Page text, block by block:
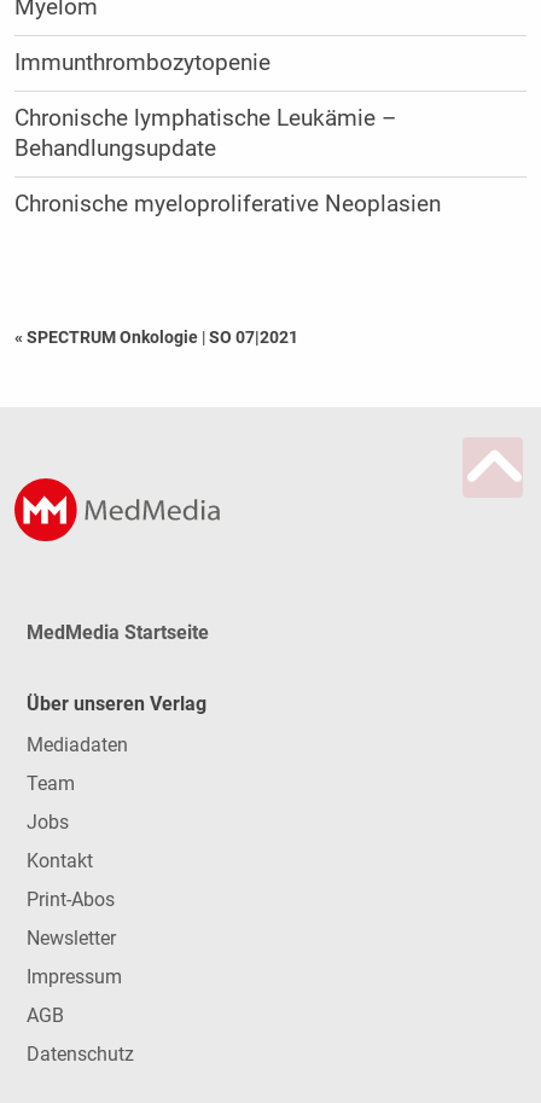
Myelom
Immunthrombozytopenie
Chronische lymphatische Leukämie –
Behandlungsupdate
Chronische myeloproliferative Neoplasien
« SPECTRUM Onkologie |SO 07|2021
MedMedia Startseite
Über unseren Verlag
Mediadaten
Team
Jobs
Kontakt
Print-Abos
Newsletter
Impressum
AGB
Datenschutz